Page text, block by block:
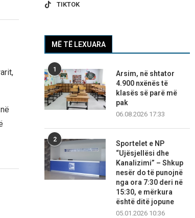
TIKTOK
MË TË LEXUARA
1
Arsim, në shtator
4.900 nxënës të
klasës së parë më
pak
06.08.2026 17:33
2
Sportelet e NP
“Ujësjellësi dhe
Kanalizimi” – Shkup
nesër do të punojnë
nga ora 7:30 deri në
15:30, e mërkura
është ditë jopune
05.01.2026 10:36